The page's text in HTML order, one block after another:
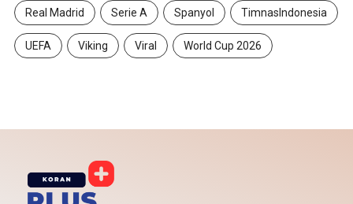
Real Madrid Serie A Spanyol TimnasIndonesia
UEFA Viking Viral World Cup 2026